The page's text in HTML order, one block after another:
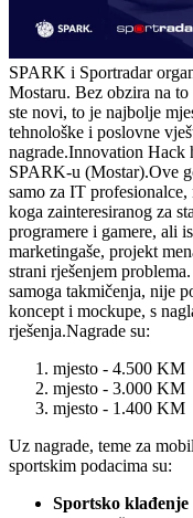
SPARK i Sportradar
Mostaru. Bez obzira na
ste novi, to je najbolje
tehnološke i poslovne
nagrade.Innovation Hack
SPARK-u (Mostar).Ove
samo za IT
koga zainteresiranog za
programere i gamere, ali
marketingaše, projekt
strani rješenjem
samoga takmičenja, nije
koncept i mockupe, s
rješenja.Nagrade su:
mjesto - 4.500 KM
mjesto - 3.000 KM
mjesto - 1.400 KM
Uz nagrade, teme za
sportskim podacima su:
Sportsko klađenje